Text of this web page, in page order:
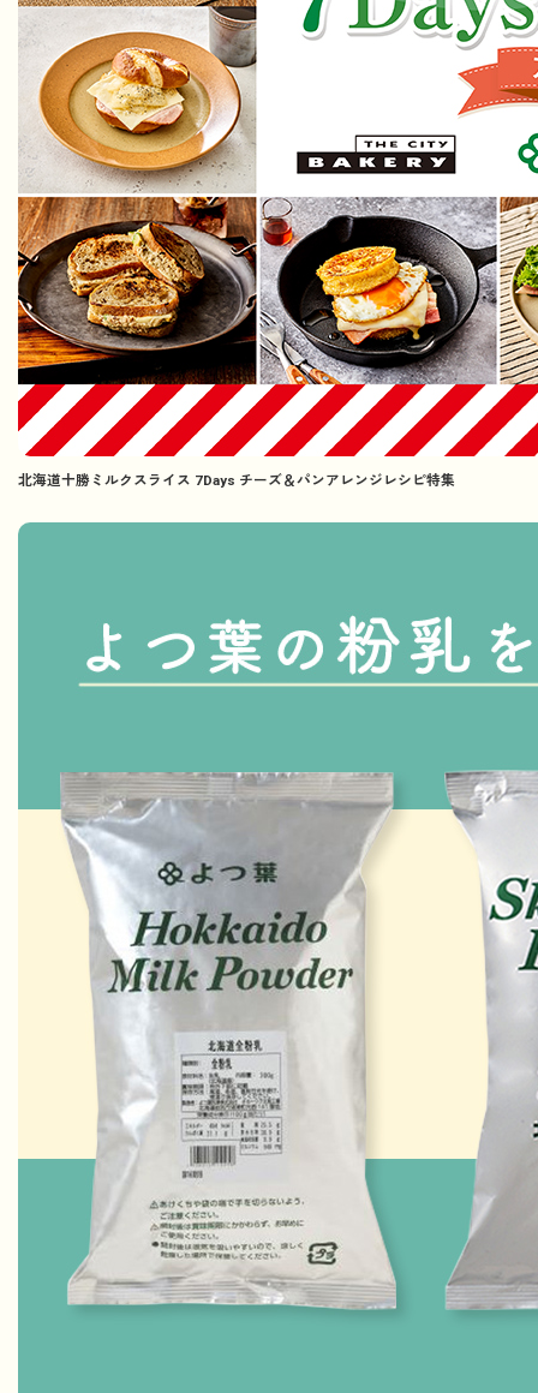
北海道十勝ミルクスライス 7Days チーズ＆パンアレンジレシピ特集